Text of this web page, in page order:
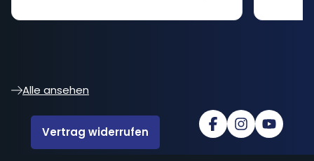
Alle ansehen
Vertrag widerrufen